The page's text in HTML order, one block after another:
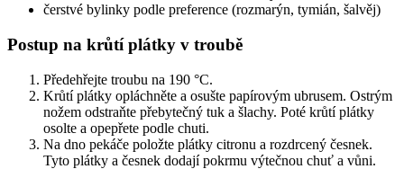
čerstvé bylinky podle preference (rozmarýn, tymián, šalvěj)
Postup na krůtí plátky v troubě
Předehřejte troubu na 190 °C.
Krůtí plátky opláchněte a osušte papírovým ubrusem. Ostrým
nožem odstraňte přebytečný tuk a šlachy. Poté krůtí plátky
osolte a opepřete podle chuti.
Na dno pekáče položte plátky citronu a rozdrcený česnek.
Tyto plátky a česnek dodají pokrmu výtečnou chuť a vůni.